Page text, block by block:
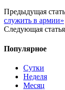
Предыдущая
служить в армии»
Следующая статья
Популярное
Сутки
Неделя
Месяц